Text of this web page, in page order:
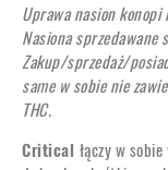
Uprawa nasion
Nasiona sprzedawane
Zakup/sprzedaż/
same w sobie nie
THC.
Critical łączy w